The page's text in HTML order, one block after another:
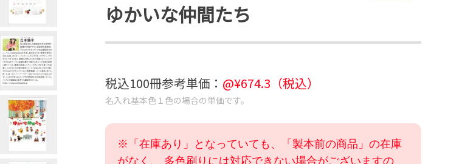
ゆかいな仲間たち
税込100冊参考単価： @¥674.3 （税込）
名入れ基本色１色の場合の単価です。
※「在庫あり」となっていても、「製本前の商品」の在庫
がなく、 多色刷りには対応できない場合がございますの